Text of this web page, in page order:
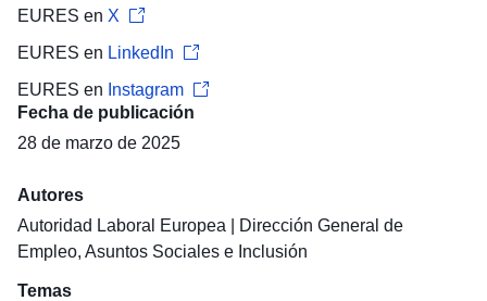
EURES en X
EURES en LinkedIn
EURES en Instagram
Fecha de publicación
28 de marzo de 2025
Autores
Autoridad Laboral Europea
Dirección General de
Empleo, Asuntos Sociales e Inclusión
Temas